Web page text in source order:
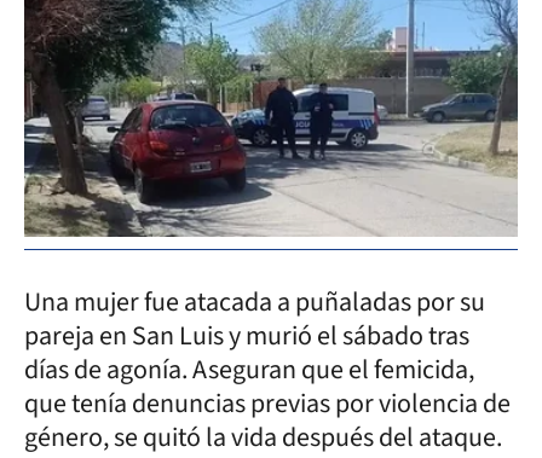
Una mujer fue atacada a puñaladas por su
pareja en San Luis y murió el sábado tras
días de agonía. Aseguran que el femicida,
que tenía denuncias previas por violencia de
género, se quitó la vida después del ataque.